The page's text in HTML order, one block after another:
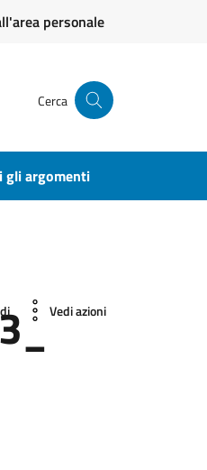
personale
Cerca
gli argomenti
Vedi azioni